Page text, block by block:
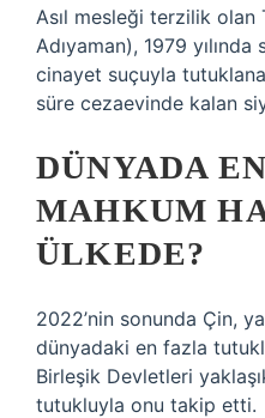
Asıl mesleği terzilik olan
Adıyaman), 1979
cinayet suçuyla
süre cezaevinde kalan
DÜNYADA
MAHKUM
ÜLKEDE?
2022’nin sonunda Çin,
dünyadaki en fazla
Birleşik Devletleri
tutukluyla onu takip etti.